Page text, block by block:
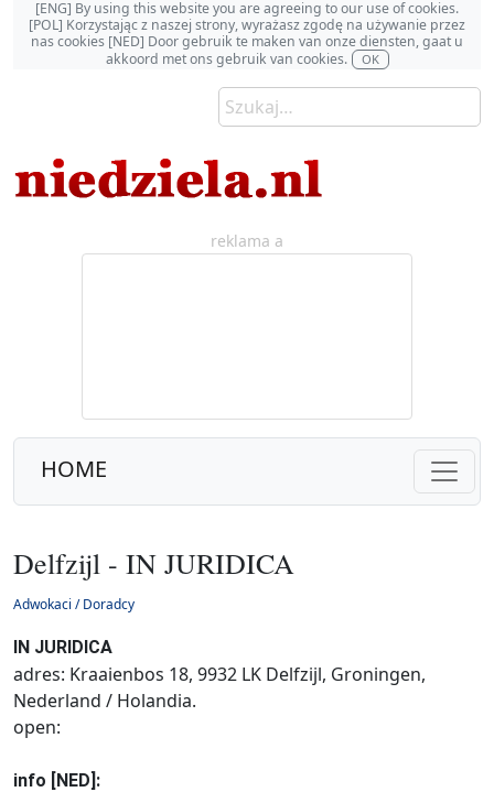
[ENG] By using this website you are agreeing to our use of cookies.
[POL] Korzystając z naszej strony, wyrażasz zgodę na używanie przez
nas cookies [NED] Door gebruik te maken van onze diensten, gaat u
akkoord met ons gebruik van cookies.
OK
reklama a
HOME
Delfzijl - IN JURIDICA
Adwokaci / Doradcy
IN JURIDICA
adres: Kraaienbos 18, 9932 LK Delfzijl, Groningen,
Nederland / Holandia.
open:
info [NED]: